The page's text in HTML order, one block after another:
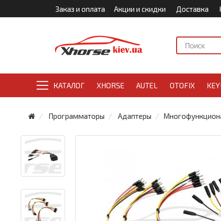
Заказ и оплата Акции и скидки Доставка
КАТАЛОГ XHORSE AUTEL OTOFIX
Программаторы Адаптеры